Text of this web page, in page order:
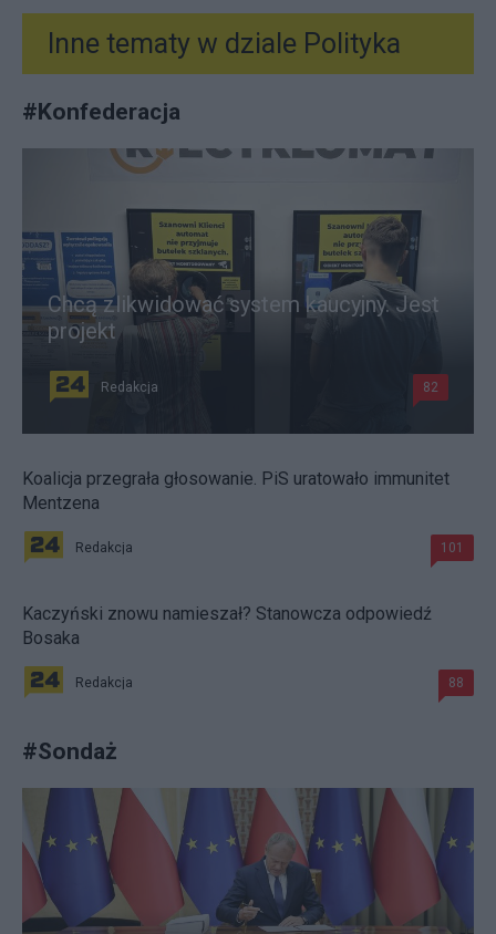
Inne tematy w dziale Polityka
#Konfederacja
Chcą zlikwidować system kaucyjny. Jest
projekt
Redakcja 82
Koalicja przegrała głosowanie. PiS uratowało immunitet
Mentzena
Redakcja 101
Kaczyński znowu namieszał? Stanowcza odpowiedź
Bosaka
Redakcja 88
#Sondaż